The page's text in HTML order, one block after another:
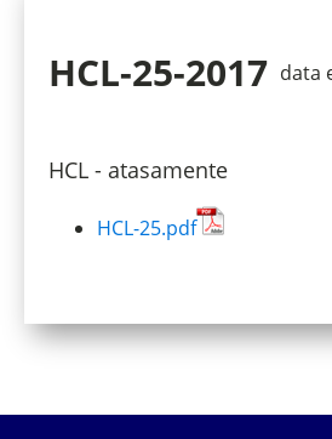
HCL-25-2017 data
HCL - atasamente
HCL-25.pdf